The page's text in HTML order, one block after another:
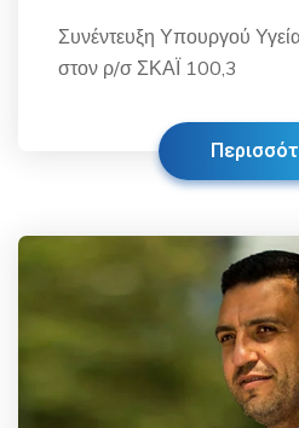
Συνέντευξη Υπουργού
στον ρ/σ ΣΚΑΪ 100,3